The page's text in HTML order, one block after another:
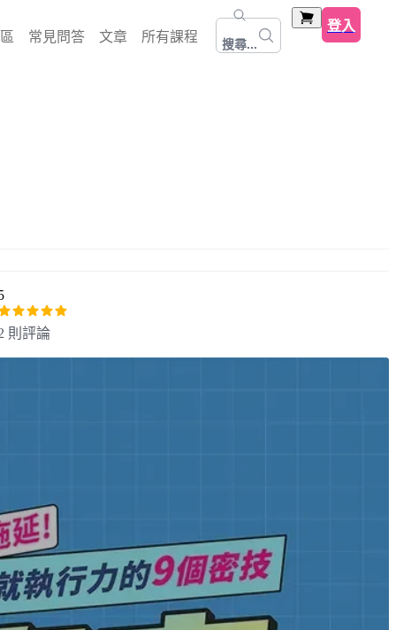
常見問答 文章 所有課程 搜尋...
登入
則評論